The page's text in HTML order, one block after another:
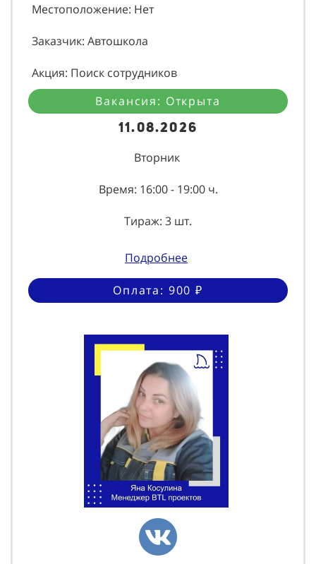
Местоположение: Нет
Заказчик: Автошкола
Акция: Поиск сотрудников
Вакансия: Открыта
11.08.2026
Вторник
Время: 16:00 - 19:00 ч.
Тираж: 3 шт.
Подробнее
Оплата: 900 ₽